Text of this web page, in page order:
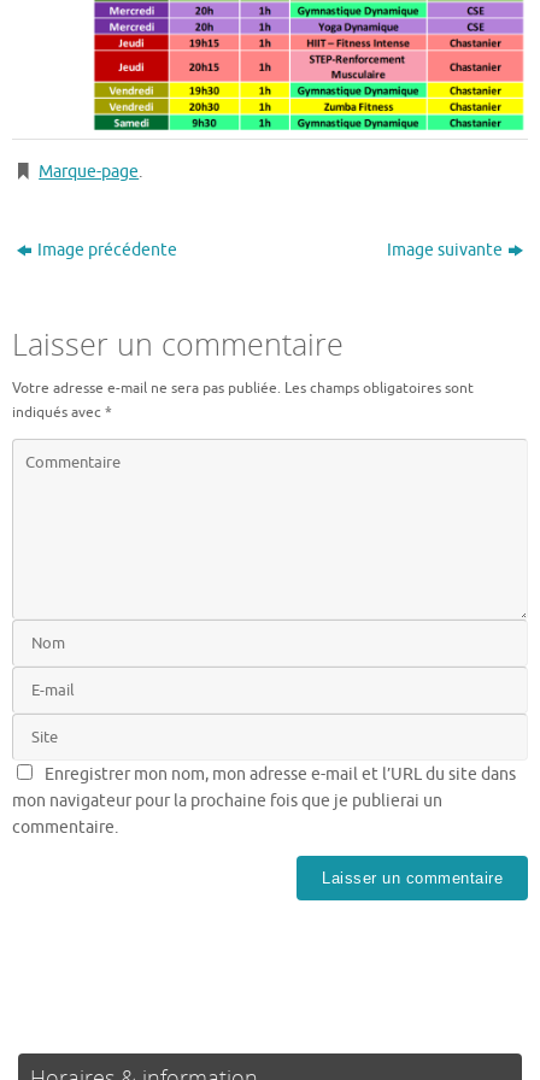
Marque-page.
Image précédente Image suivante
Laisser un commentaire
Votre adresse e-mail ne sera pas publiée. Les champs obligatoires sont
indiqués avec*
Enregistrer mon nom, mon adresse e-mail et l’URL du site dans
mon navigateur pour la prochaine fois que je publierai un
commentaire.